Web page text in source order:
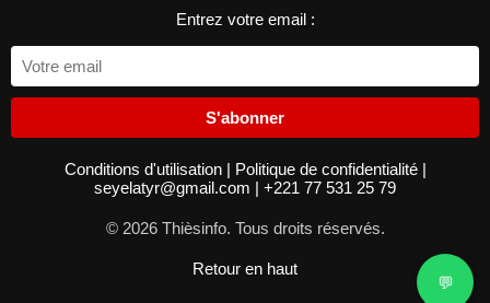
Entrez votre email :
S'abonner
Conditions d'utilisation | Politique de confidentialité |
seyelatyr@gmail.com | +221 77 531 25 79
© 2026 Thièsinfo. Tous droits réservés.
Retour en haut
💬